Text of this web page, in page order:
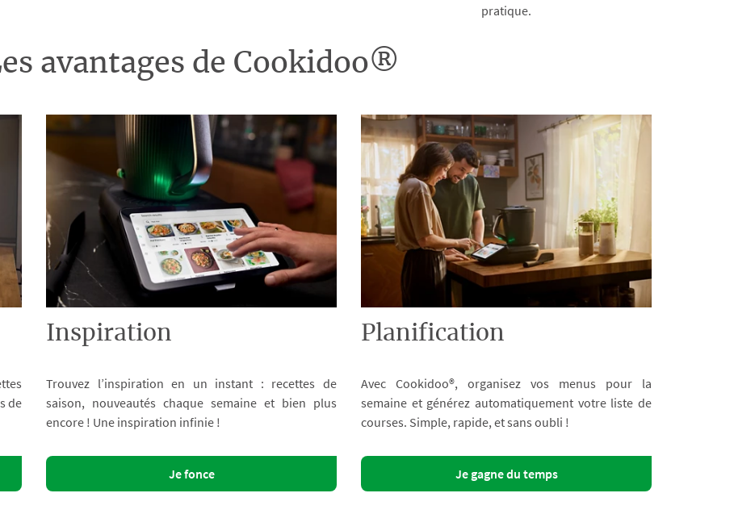
pratique.
avantages de Cookidoo®
de
Inspiration
Trouvez l’inspiration en un instant : recettes de
saison, nouveautés chaque semaine et bien plus
encore ! Une inspiration infinie !
Je fonce
Planification
Avec Cookidoo®, organisez vos menus pour la
semaine et générez automatiquement votre liste de
courses. Simple, rapide, et sans oubli !
Je gagne du temps